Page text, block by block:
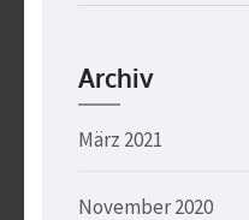
Archiv
März 2021
November 2020